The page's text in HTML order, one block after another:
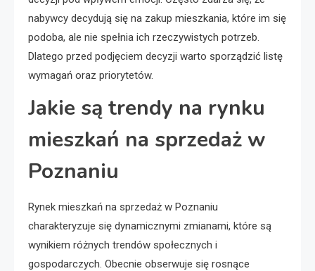
nabywcy decydują się na zakup mieszkania, które im się
podoba, ale nie spełnia ich rzeczywistych potrzeb.
Dlatego przed podjęciem decyzji warto sporządzić listę
wymagań oraz priorytetów.
Jakie są trendy na rynku
mieszkań na sprzedaż w
Poznaniu
Rynek mieszkań na sprzedaż w Poznaniu
charakteryzuje się dynamicznymi zmianami, które są
wynikiem różnych trendów społecznych i
gospodarczych. Obecnie obserwuje się rosnące